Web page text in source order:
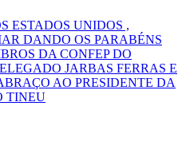
ESTADOS UNIDOS ,
DANDO OS PARABÉNS
DA CONFEP DO
JARBAS FERRAS E
AO PRESIDENTE DA
TINEU